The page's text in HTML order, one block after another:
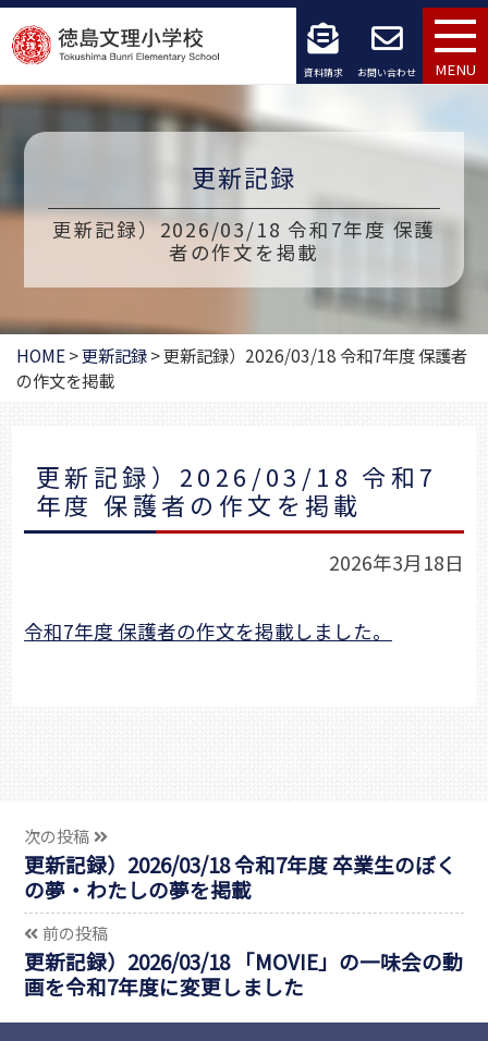
コ
ン
テ
キ
ッ
資料請求 お問い合わせ MENU
更新記録
更新記録）2026/03/18 令和7年度 保護
者の作文を掲載
HOME>更新記録>更新記録）2026/03/18 令和7年度 保護者
の作文を掲載
更新記録）2026/03/18 令和7
年度 保護者の作文を掲載
2026年3月18日
令和7年度 保護者の作文を掲載しました。
次の投稿
更新記録）2026/03/18 令和7年度 卒業生のぼく
の夢・わたしの夢を掲載
前の投稿
更新記録）2026/03/18 「MOVIE」の一味会の動
画を令和7年度に変更しました